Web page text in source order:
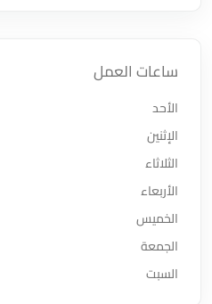
ساعات العمل
الأحد
الإثنين
الثلاثاء
الأربعاء
الخميس
الجمعة
السبت